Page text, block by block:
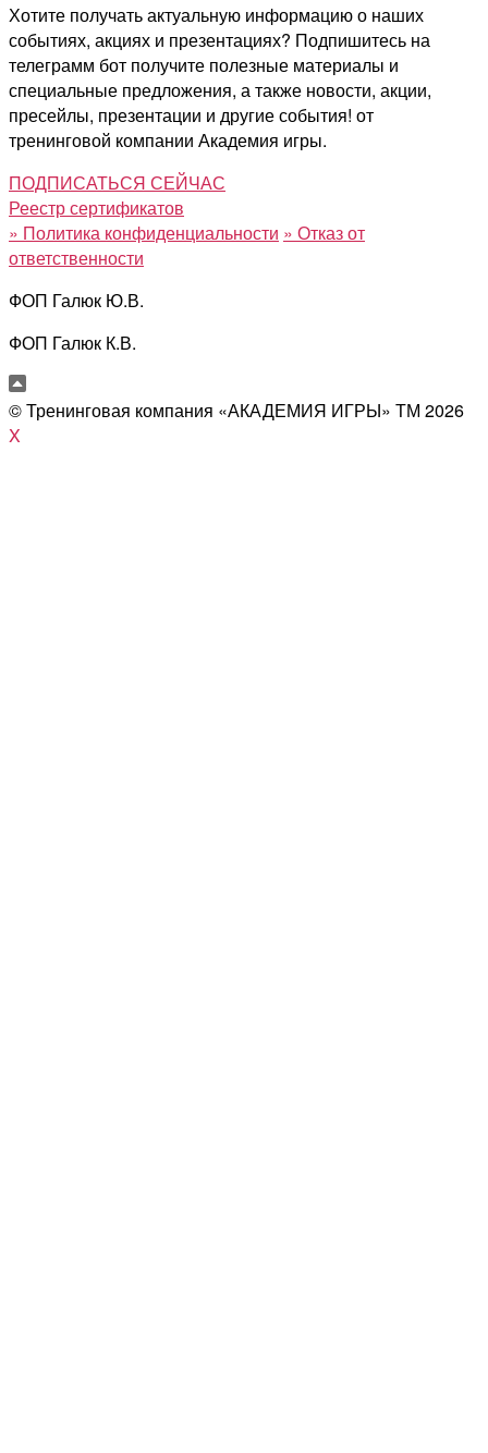
Хотите получать актуальную информацию о наших
событиях, акциях и презентациях? Подпишитесь на
телеграмм бот получите полезные материалы и
специальные предложения, а также новости, акции,
пресейлы, презентации и другие события! от
тренинговой компании Академия игры.
ПОДПИСАТЬСЯ СЕЙЧАС
Реестр сертификатов
» Политика конфиденциальности » Отказ от
ответственности
ФОП Галюк Ю.В.
ФОП Галюк К.В.
© Тренинговая компания «АКАДЕМИЯ ИГРЫ» ТМ 2026
X